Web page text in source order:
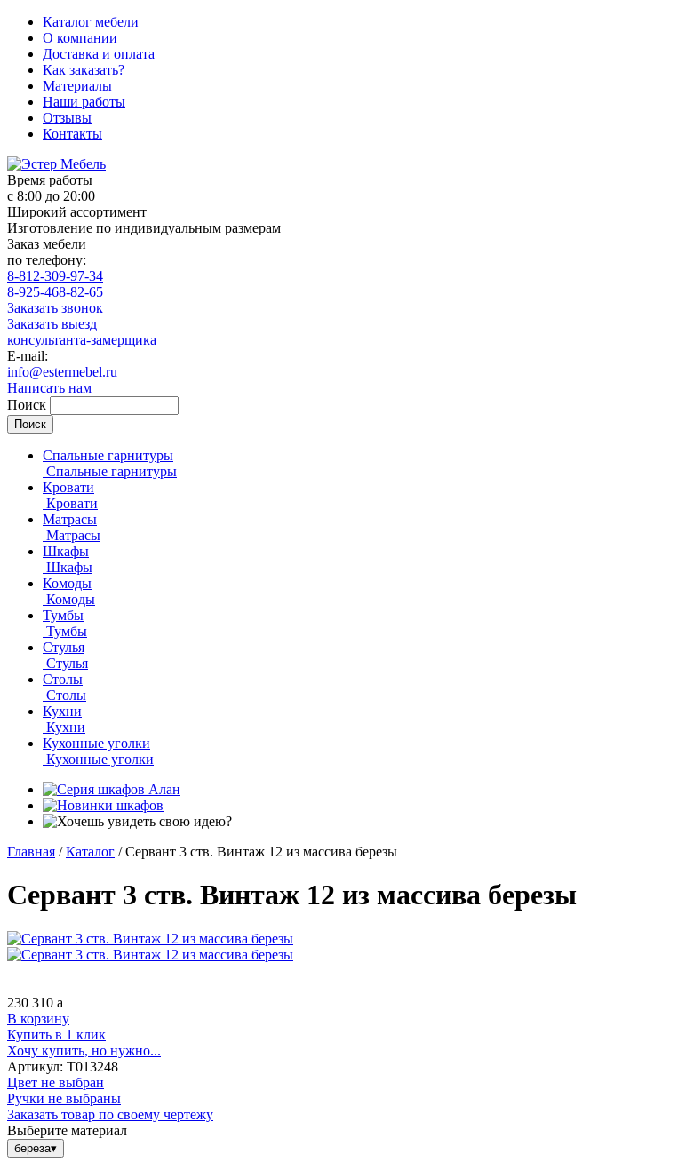
Каталог мебели
О компании
Доставка и оплата
Как заказать?
Материалы
Наши работы
Отзывы
Контакты
Время работы
с 8:00 до 20:00
Широкий ассортимент
Изготовление по индивидуальным размерам
Заказ мебели
по телефону:
8-812-309-97-34
8-925-468-82-65
Заказать звонок
Заказать выезд
консультанта-замерщика
E-mail:
info@estermebel.ru
Написать нам
Поиск
Спальные гарнитуры
Спальные гарнитуры
Кровати
Кровати
Матрасы
Матрасы
Шкафы
Шкафы
Комоды
Комоды
Тумбы
Тумбы
Стулья
Стулья
Столы
Столы
Кухни
Кухни
Кухонные уголки
Кухонные уголки
Главная / Каталог / Сервант 3 ств. Винтаж 12 из массива березы
Сервант 3 ств. Винтаж 12 из массива березы
230 310 a
В корзину
Купить в 1 клик
Хочу купить, но нужно...
Артикул: Т013248
Цвет не выбран
Ручки не выбраны
Заказать товар по своему чертежу
Выберите материал
береза▾